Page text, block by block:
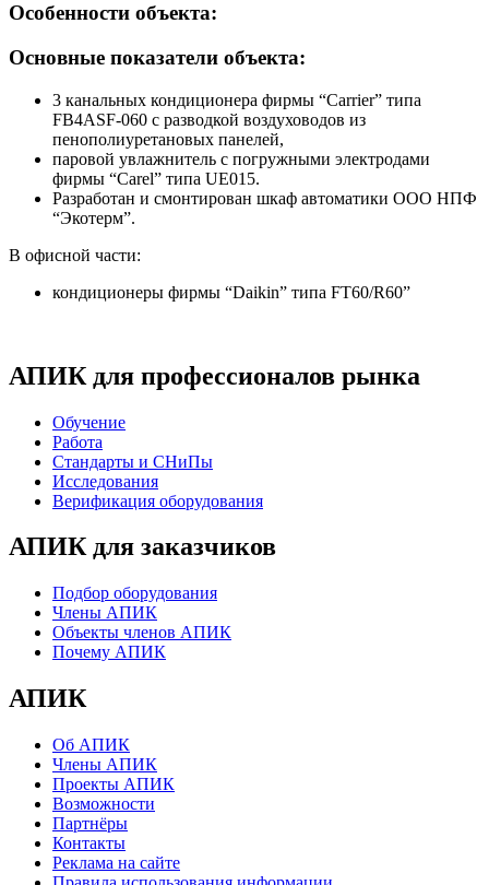
Особенности объекта:
Основные показатели объекта:
3 канальных кондиционера фирмы “Carrier” типа
FB4ASF-060 c разводкой воздуховодов из
пенополиуретановых панелей,
паровой увлажнитель с погружными электродами
фирмы “Carel” типа UE015.
Разработан и смонтирован шкаф автоматики ООО НПФ
“Экотерм”.
В офисной части:
кондиционеры фирмы “Daikin” типа FT60/R60”
АПИК для профессионалов рынка
Обучение
Работа
Стандарты и СНиПы
Исследования
Верификация оборудования
АПИК для заказчиков
Подбор оборудования
Члены АПИК
Объекты членов АПИК
Почему АПИК
АПИК
Об АПИК
Члены АПИК
Проекты АПИК
Возможности
Партнёры
Контакты
Реклама на сайте